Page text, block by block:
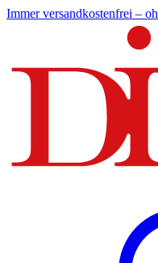
Immer versandkostenfrei –